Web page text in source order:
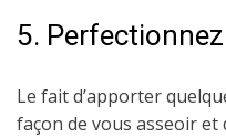
5.
Le fait d’apporter
façon de vous asseoir